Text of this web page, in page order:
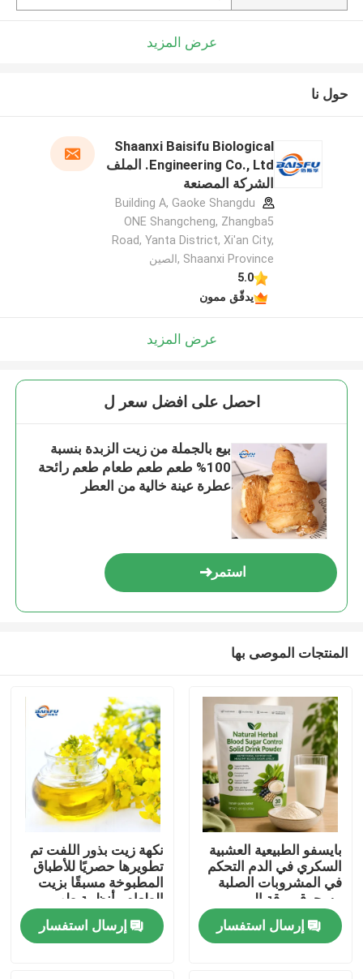
المنزل
المنتجات
عرض المزيد
حول نا
Shaanxi Baisifu Biological
Engineering Co., Ltd. الملف
الشركة المصنعة
Building A, Gaoke Shangdu
ONE Shangcheng, Zhangba5
Road, Yanta District, Xi'an City,
Shaanxi Province ,الصين
5.0
يدقّق ممون
عرض المزيد
احصل على افضل سعر ل
بيع بالجملة من زيت الزبدة بنسبة
100% طعم طعم طعام طعم رائحة
عطرة عينة خالية من العطر
استمر
المنتجات الموصى بها
بايسفو الطبيعية العشبية
السكري في الدم التحكم
في المشروبات الصلبة
مسحوق ورقة المربى
جذر كودزو الجينسنغ
جوجي التوت بذور كاسيا
لدعم الجلوكوز الصحية
إرسال استفسار
نكهة زيت بذور اللفت تم
تطويرها حصريًا للأطباق
المطبوخة مسبقًا بزيت
الطعام وأنظمة طهي
الطعام الصينية
إرسال استفسار